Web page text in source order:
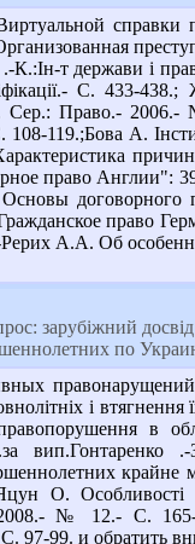
К.:Ін-т держави і
С. 433-
Право.- 2006.-
119.;Бова А.
право Англии":
право
А.А. Об
зарубіжний
по
і
в
О. Особливості
№ 12.- С. 165-
97-99. и обратить